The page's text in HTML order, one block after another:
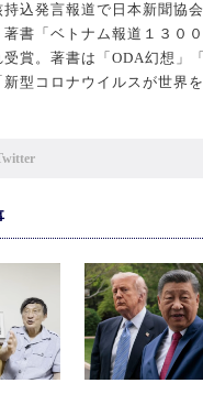
込発言報道で日本新聞協
著書「ベトナム報道１３０
賞。著書は「ODA幻想」
型コロナウイルスが世界